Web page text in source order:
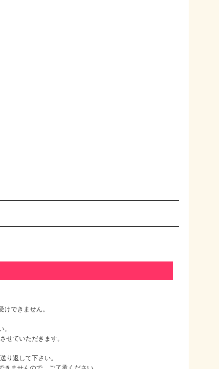
けできません。
。
せていただきます。
り返して下さい。